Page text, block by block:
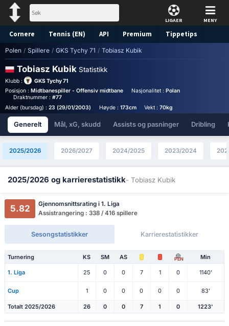
LIGAER MENY
Cornere Tennis (EN) API Premium Tippetips
Polen / Spillere / GKS Tychy 71 / Tobiasz Kubik
Tobiasz Kubik Statistikk
Klubb :
GKS Tychy 71
Posisjon : Midtbanespiller - Offensiv midtbane Nasjonalitet : Poland
Draktnummer : #77
Alder (bursdag) : 23 (29/01/2003) Høyde : 173cm Vekt :70kg
Generelt Mål, xG, skudd Assists og pasninger Dribling
2025/2026 2026/2027 2024/2025 2023/2024
2025/2026 og karrierestatistikk- Tobiasz Kubik
5.82
Gjennomsnittsrating i 1. Liga
Assistrangering : 338 / 416 spillere
Sesongstatistikker Karrierestatistikker
Turnering KS SM AS PEN Min
1. Liga 25 0 0 7 1 0 1140'
Cup 1 0 0 0 0 0 83'
Totalt 2025/2026 26 0 0 7 1 0 1223'